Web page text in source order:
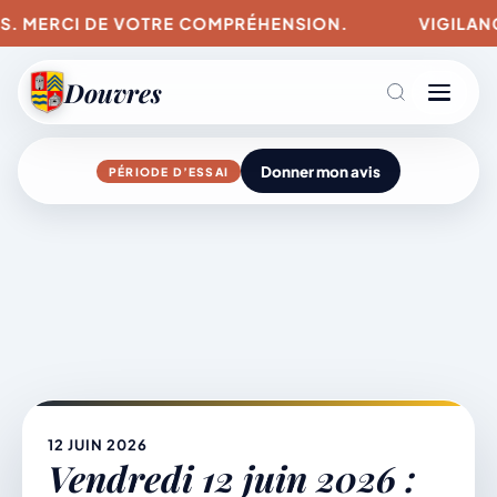
DE VOTRE COMPRÉHENSION.
Douvres
Agenda
Mairie & Vie municipale
PÉRIODE D’ESSAI Donner mon avis
12 JUIN 2026
Vendredi 12 juin 2026 :